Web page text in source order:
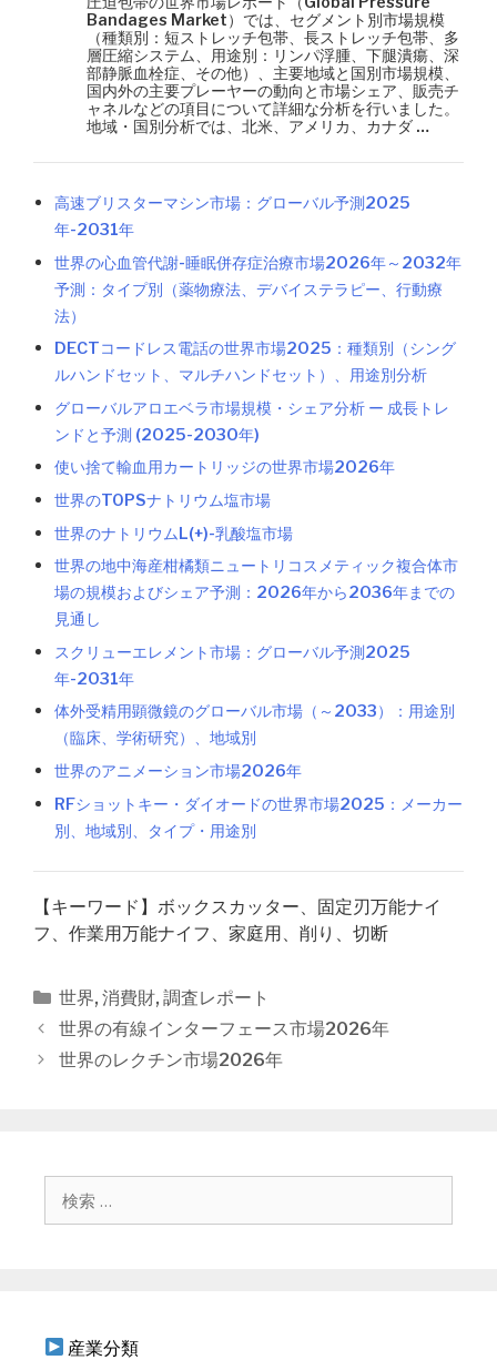
Bandages Market）では、セグメント別市場規模
（種類別：短ストレッチ包帯、長ストレッチ包帯、多
層圧縮システム、用途別：リンパ浮腫、下腿潰瘍、深
部静脈血栓症、その他）、主要地域と国別市場規模、
国内外の主要プレーヤーの動向と市場シェア、販売チ
ャネルなどの項目について詳細な分析を行いました。
地域・国別分析では、北米、アメリカ、カナダ …
高速ブリスターマシン市場：グローバル予測2025
年-2031年
世界の心血管代謝-睡眠併存症治療市場2026年～2032年
予測：タイプ別（薬物療法、デバイステラピー、行動療
法）
DECTコードレス電話の世界市場2025：種類別（シング
ルハンドセット、マルチハンドセット）、用途別分析
グローバルアロエベラ市場規模・シェア分析 ー 成長トレ
ンドと予測 (2025-2030年)
使い捨て輸血用カートリッジの世界市場2026年
世界のTOPSナトリウム塩市場
世界のナトリウムL(+)-乳酸塩市場
世界の地中海産柑橘類ニュートリコスメティック複合体市
場の規模およびシェア予測：2026年から2036年までの
見通し
スクリューエレメント市場：グローバル予測2025
年-2031年
体外受精用顕微鏡のグローバル市場（～2033）：用途別
（臨床、学術研究）、地域別
世界のアニメーション市場2026年
RFショットキー・ダイオードの世界市場2025：メーカー
別、地域別、タイプ・用途別
【キーワード】ボックスカッター、固定刃万能ナイ
フ、作業用万能ナイフ、家庭用、削り、切断
カ
テ
ゴ
世界, 消費財, 調査レポート
投
稿
世界の有線インターフェース市場2026年
世界のレクチン市場2026年
産業分類